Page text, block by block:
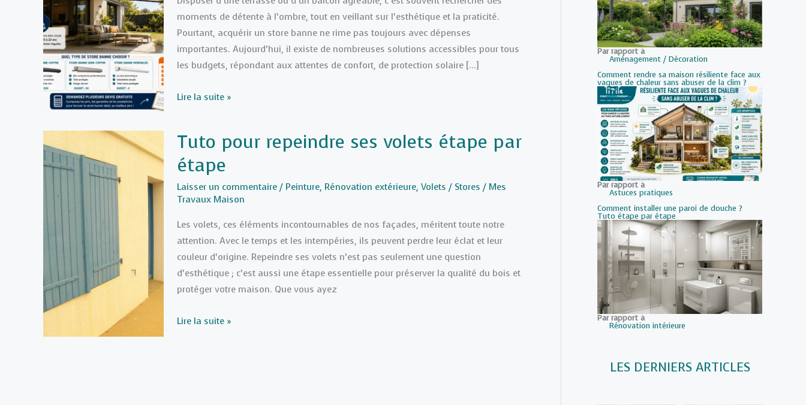
moments de détente à l’ombre, tout en veillant sur l’esthétique et la praticité.
Pourtant, acquérir un store banne ne rime pas toujours avec dépenses
importantes. Aujourd’hui, il existe de nombreuses solutions accessibles pour tous
les budgets, répondant aux attentes de confort, de protection solaire […]
Comment
store
sans
dépenser
?
Lire la suite »
Tuto pour repeindre ses volets étape par
étape
Laisser un commentaire / Peinture, Rénovation extérieure,Volets / Stores / Mes
Travaux Maison
Les volets, ces éléments incontournables de nos façades, méritent toute notre
attention. Avec le temps et les intempéries, ils peuvent perdre leur éclat et leur
couleur d’origine. Repeindre ses volets n’est pas seulement une question
d’esthétique ; c’est aussi une étape essentielle pour préserver la qualité du bois et
protéger votre maison. Que vous ayez
Tuto
Lire la suite »
Par rapport à
Aménagement / Décoration
Comment rendre sa maison résiliente face aux
vagues de chaleur sans abuser de la clim ?
Par rapport à
Astuces pratiques
Comment installer une paroi de douche ?
Tuto étape par étape
Par rapport à
Rénovation intérieure
LES DERNIERS ARTICLES